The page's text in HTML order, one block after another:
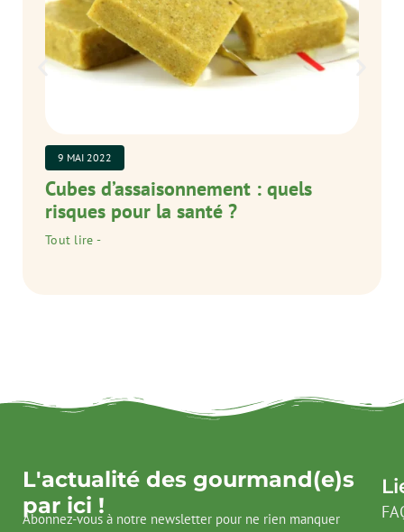
9 MAI 2022
Cubes d’assaisonnement : quels
risques pour la santé ?
Tout lire -
L'actualité des gourmand(e)s
par ici !
Abonnez-vous à notre newsletter pour ne rien manquer